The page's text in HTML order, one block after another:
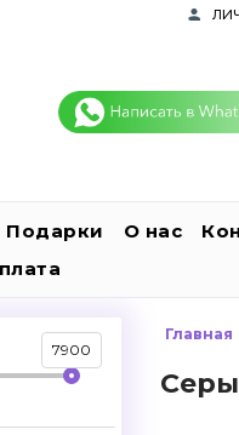
Подарки О нас
Главная
7900